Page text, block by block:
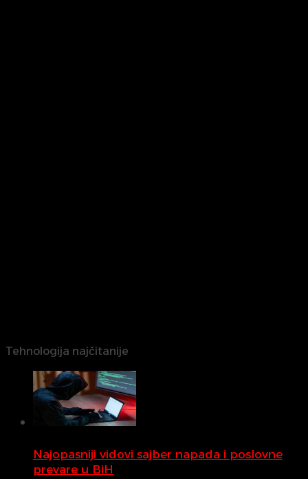
Tehnologija najčitanije
Najopasniji vidovi sajber napada i poslovne
prevare u BiH